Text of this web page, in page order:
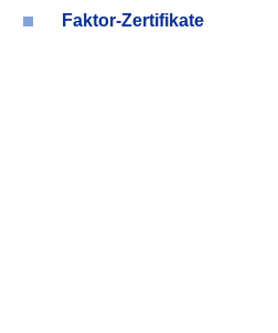
Faktor-Zertifikate